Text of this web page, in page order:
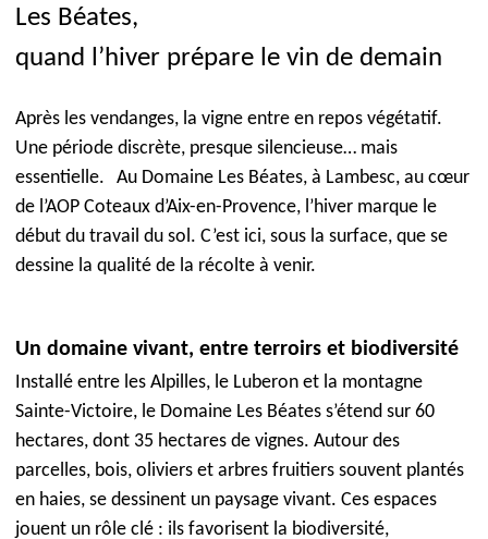
Les Béates,
quand l’hiver prépare le vin de demain
Après les vendanges, la vigne entre en repos végétatif.
Une période discrète, presque silencieuse… mais
essentielle.
Au Domaine Les Béates, à Lambesc, au cœur
de l’AOP Coteaux d’Aix-en-Provence, l’hiver marque le
début dutravail du sol. C’est ici, sous la surface, que se
dessine la qualité de la récolte à venir.
Un domaine vivant, entre terroirs et biodiversité
Installé entre les Alpilles, le Luberon et la montagne
Sainte-Victoire, le Domaine Les Béates s’étend sur 60
hectares, dont 35 hectares de vignes. Autour des
parcelles, bois, oliviers et arbres fruitiers souvent plantés
en haies, se dessinent un paysage vivant. Ces espaces
jouent un rôle clé : ils favorisent la biodiversité,